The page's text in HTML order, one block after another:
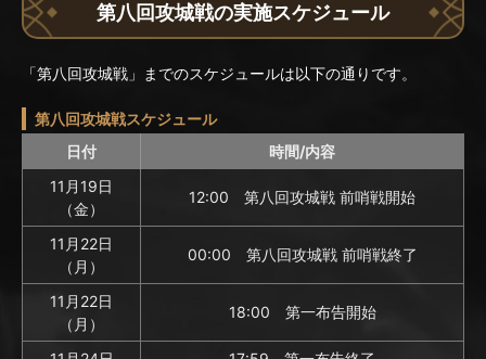
第八回攻城戦の実施スケジュール
「第八回攻城戦」までのスケジュールは以下の通りです。
第八回攻城戦スケジュール
日付
時間/内容
11月19日
（金）
12:00 第八回攻城戦 前哨戦開始
11月22日
（月）
00:00 第八回攻城戦 前哨戦終了
11月22日
（月）
18:00 第一布告開始